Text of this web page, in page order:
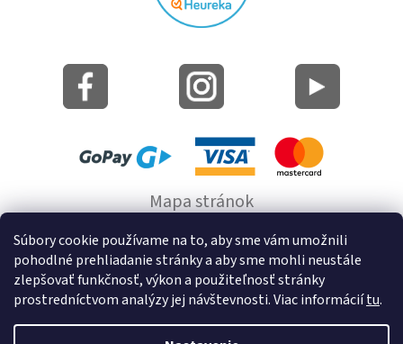
Súbory cookie používame na to, aby sme vám umožnili
pohodlné prehliadanie stránky a aby sme mohli neustále
zlepšovať funkčnosť, výkon a použiteľnosť stránky
prostredníctvom analýzy jej návštevnosti. Viac informáciítu.
Mapa stránok
Informácie o cookie
© 2022 GRUND a.s.